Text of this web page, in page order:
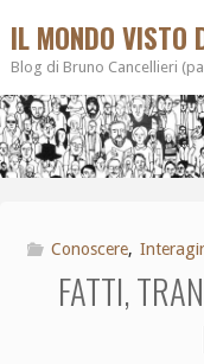
IL MONDO VISTO
Blog di Bruno Cancellieri
Conoscere,
FATTI,